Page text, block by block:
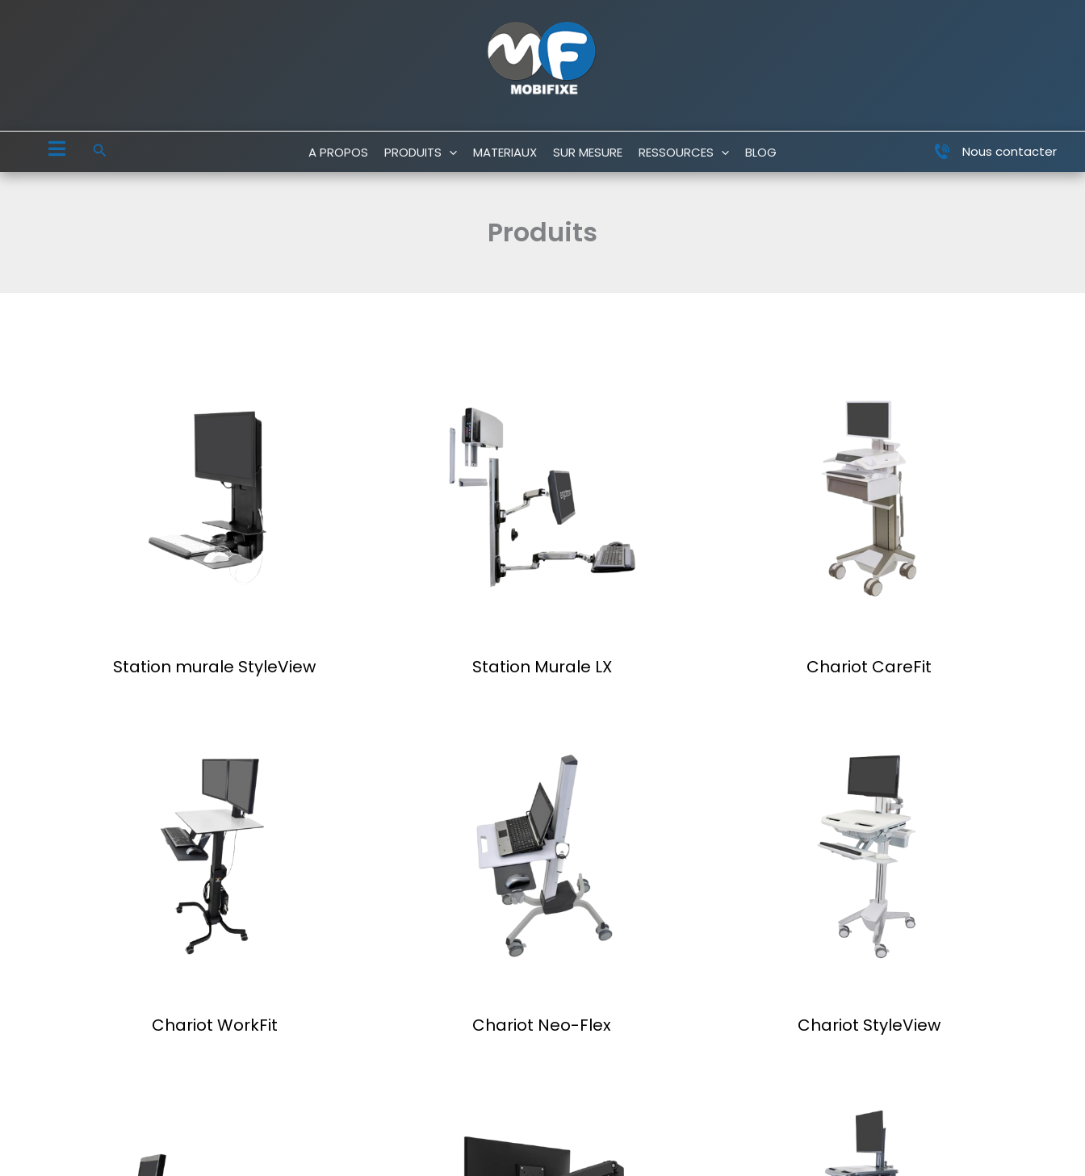
Rechercher A PROPOS PRODUITS MATERIAUX SUR MESURE RESSOURCES BLOG Nous contacter
Produits
Station murale StyleView Station Murale LX Chariot CareFit
Chariot WorkFit Chariot Neo-Flex Chariot StyleView